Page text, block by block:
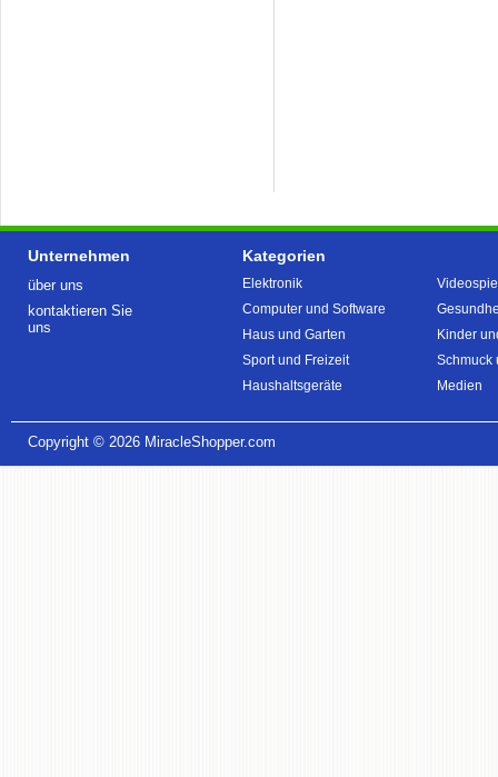
Unternehmen
über uns
kontaktieren Sie
uns
Kategorien
Elektronik
Computer und Software
Haus und Garten
Sport und Freizeit
Haushaltsgeräte
Kinder
Schmuck
Medien
Copyright © 2026 MiracleShopper.com